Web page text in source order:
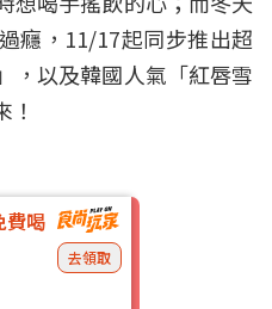
癮，11/17起同步推出超
，以及韓國人氣「紅唇雪
費喝
去領取